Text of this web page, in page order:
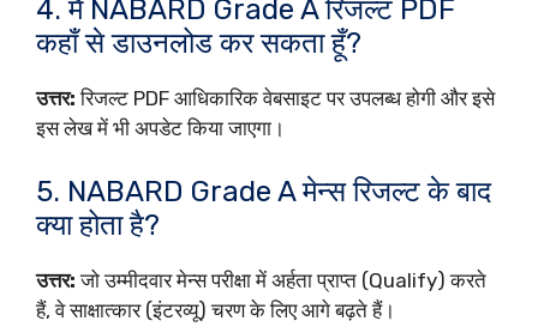
4. मैं NABARD Grade A रिजल्ट PDF
कहाँ से डाउनलोड कर सकता हूँ?
उत्तर: रिजल्ट PDF आधिकारिक वेबसाइट पर उपलब्ध होगी और इसे
इस लेख में भी अपडेट किया जाएगा।
5. NABARD Grade A मेन्स रिजल्ट के बाद
क्या होता है?
उत्तर: जो उम्मीदवार मेन्स परीक्षा में अर्हता प्राप्त (Qualify) करते
हैं, वे साक्षात्कार (इंटरव्यू) चरण के लिए आगे बढ़ते हैं।